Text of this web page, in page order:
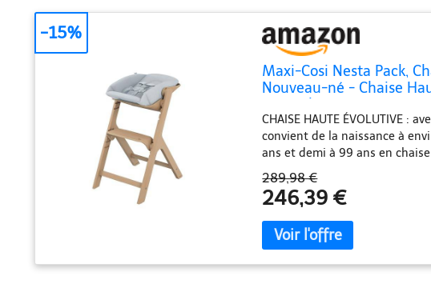
Maxi-Cosi Nesta Pack,
Nouveau-né - Chaise
CHAISE HAUTE ÉVOLUTIVE :
convient de la naissance à
ans et demi à 99 ans en chaise
le dossier offre 4 positions : 2
légèrement plus assise), 1
REPOSE-PIEDS ET ASSISE
l'assise de la chaise haute
ou pour maximiser votre
moderne de Nesta utilise du
permet à cette chaise de
289,98 €
246,39 €
-15%